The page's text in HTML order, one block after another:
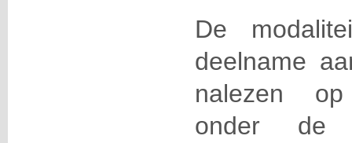
De
deelname
nalezen
onder de